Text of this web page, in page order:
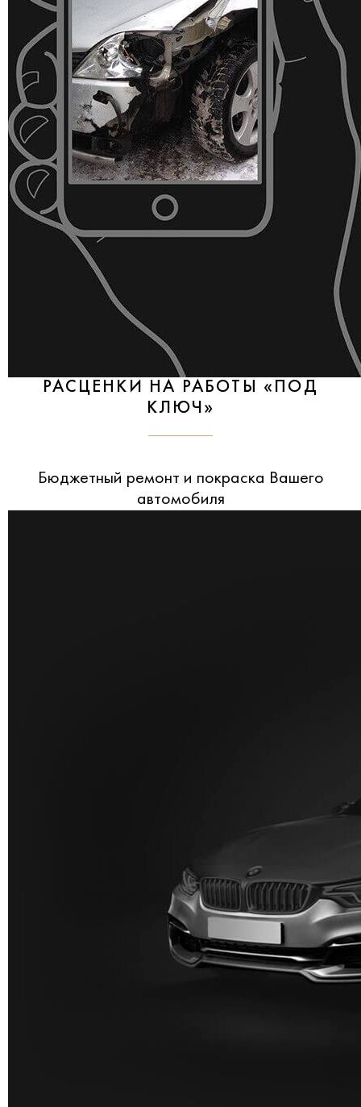
РАСЦЕНКИ НА РАБОТЫ «ПОД
КЛЮЧ»
Бюджетный ремонт и покраска Вашего
автомобиля